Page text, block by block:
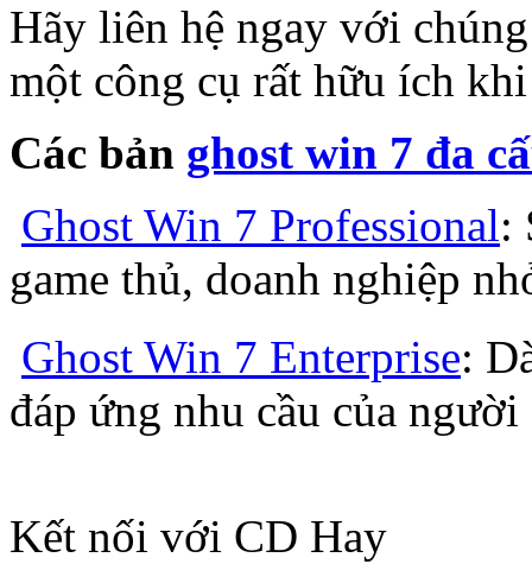
Hãy liên hệ ngay với
một công cụ rất hữu ích
Các bản ghost win 7 đa
Ghost Win 7 Professional:
game thủ, doanh nghiệp
Ghost Win 7 Enterprise:
đáp ứng nhu cầu của
Kết nối với CD Hay